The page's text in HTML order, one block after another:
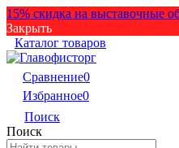
15% скидка на выставочные
Закрыть
Каталог товаров
Сравнение0
Избранное0
Поиск
Поиск